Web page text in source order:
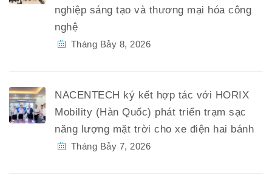
nghiệp sáng tạo và thương mại hóa công
nghệ
Tháng Bảy 8, 2026
NACENTECH ký kết hợp tác với HORIX
Mobility (Hàn Quốc) phát triển trạm sạc
năng lượng mặt trời cho xe điện hai bánh
Tháng Bảy 7, 2026